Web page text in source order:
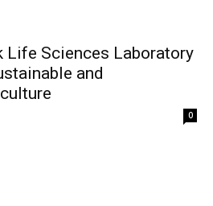
Life Sciences Laboratory
and
0